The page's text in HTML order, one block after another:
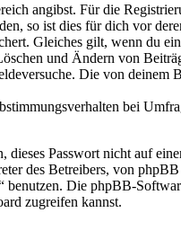
angibst. Für die
so ist dies für dich vor
Gleiches gilt, wenn du
und Ändern von
Die von
bei
Passwort nicht auf
des Betreibers, von
benutzen. Die phpBB-
zugreifen kannst.